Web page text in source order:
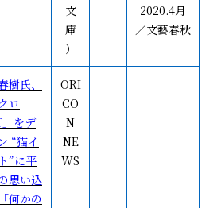
文
庫
）
2020.4月
／文藝春秋
樹氏、
ロ
」をデ
“猫イ
”に平
思い込
何かの
ORI
CO
N
NE
WS